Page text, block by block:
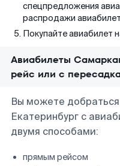
спецпредложения
распродажи
Покупайте авиабилет
Авиабилеты
рейс или с
Вы можете
Екатеринбург с
двумя способами:
прямым рейсом